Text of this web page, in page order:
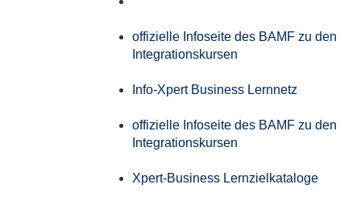
offizielle Infoseite des BAMF zu den
Integrationskursen
Info-Xpert Business Lernnetz
offizielle Infoseite des BAMF zu den
Integrationskursen
Xpert-Business Lernzielkataloge